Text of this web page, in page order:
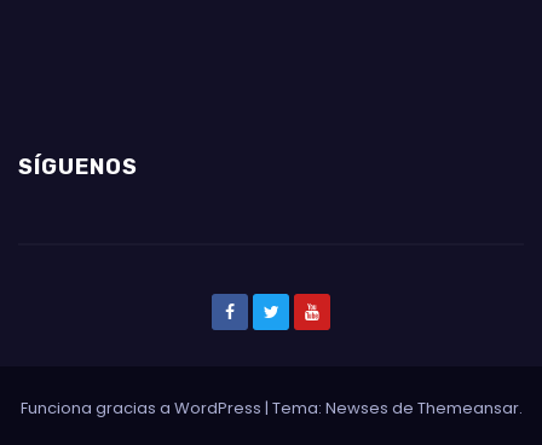
SÍGUENOS
Funciona gracias a WordPress | Tema: Newses de Themeansar.